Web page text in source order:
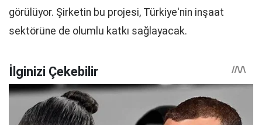
görülüyor. Şirketin bu projesi, Türkiye'nin inşaat
sektörüne de olumlu katkı sağlayacak.